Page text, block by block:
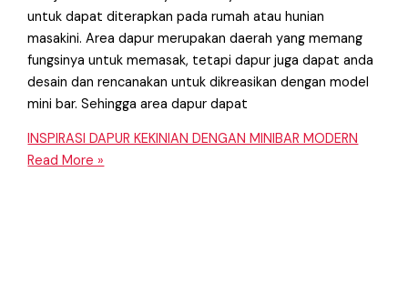
untuk dapat diterapkan pada rumah atau hunian
masakini. Area dapur merupakan daerah yang memang
fungsinya untuk memasak, tetapi dapur juga dapat anda
desain dan rencanakan untuk dikreasikan dengan model
mini bar. Sehingga area dapur dapat
INSPIRASI DAPUR KEKINIAN DENGAN MINIBAR MODERN
Read More »